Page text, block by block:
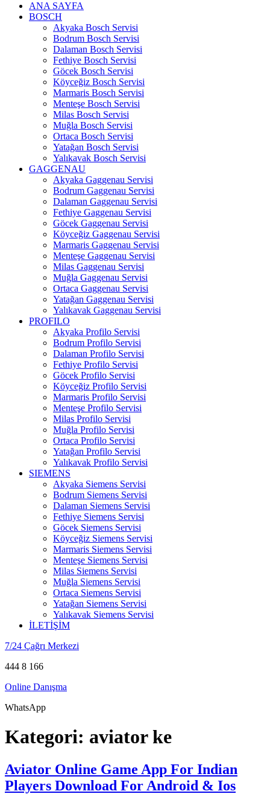
ANA SAYFA
BOSCH
Akyaka Bosch Servisi
Bodrum Bosch Servisi
Dalaman Bosch Servisi
Fethiye Bosch Servisi
Göcek Bosch Servisi
Köyceğiz Bosch Servisi
Marmaris Bosch Servisi
Menteşe Bosch Servisi
Milas Bosch Servisi
Muğla Bosch Servisi
Ortaca Bosch Servisi
Yatağan Bosch Servisi
Yalıkavak Bosch Servisi
GAGGENAU
Akyaka Gaggenau Servisi
Bodrum Gaggenau Servisi
Dalaman Gaggenau Servisi
Fethiye Gaggenau Servisi
Göcek Gaggenau Servisi
Köyceğiz Gaggenau Servisi
Marmaris Gaggenau Servisi
Menteşe Gaggenau Servisi
Milas Gaggenau Servisi
Muğla Gaggenau Servisi
Ortaca Gaggenau Servisi
Yatağan Gaggenau Servisi
Yalıkavak Gaggenau Servisi
PROFILO
Akyaka Profilo Servisi
Bodrum Profilo Servisi
Dalaman Profilo Servisi
Fethiye Profilo Servisi
Göcek Profilo Servisi
Köyceğiz Profilo Servisi
Marmaris Profilo Servisi
Menteşe Profilo Servisi
Milas Profilo Servisi
Muğla Profilo Servisi
Ortaca Profilo Servisi
Yatağan Profilo Servisi
Yalıkavak Profilo Servisi
SIEMENS
Akyaka Siemens Servisi
Bodrum Siemens Servisi
Dalaman Siemens Servisi
Fethiye Siemens Servisi
Göcek Siemens Servisi
Köyceğiz Siemens Servisi
Marmaris Siemens Servisi
Menteşe Siemens Servisi
Milas Siemens Servisi
Muğla Siemens Servisi
Ortaca Siemens Servisi
Yatağan Siemens Servisi
Yalıkavak Siemens Servisi
İLETİŞİM
7/24 Çağrı Merkezi
444 8 166
Online Danışma
WhatsApp
Kategori: aviator ke
Aviator Online Game App For Indian
Players Download For Android & Ios